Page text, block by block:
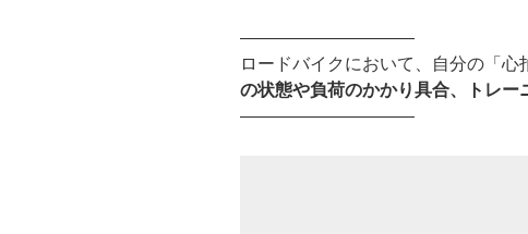
——————————
ロードバイクにおいて、自分の「心
の状態や負荷のかかり具合、トレー
——————————